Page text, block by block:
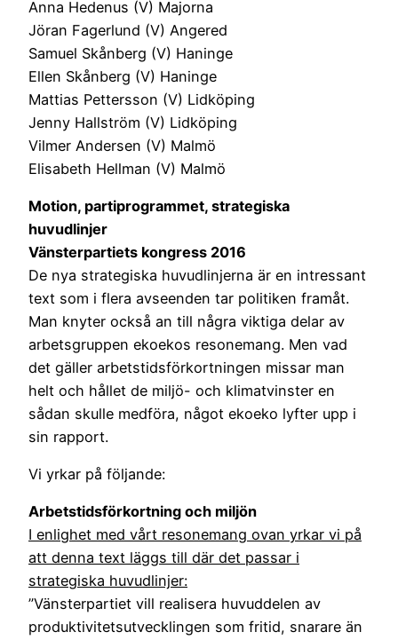
Anna Hedenus (V) Majorna
Jöran Fagerlund (V) Angered
Samuel Skånberg (V) Haninge
Ellen Skånberg (V) Haninge
Mattias Pettersson (V) Lidköping
Jenny Hallström (V) Lidköping
Vilmer Andersen (V) Malmö
Elisabeth Hellman (V) Malmö
Motion, partiprogrammet, strategiska
huvudlinjer
Vänsterpartiets kongress 2016
De nya strategiska huvudlinjerna är en intressant
text som i flera avseenden tar politiken framåt.
Man knyter också an till några viktiga delar av
arbetsgruppen ekoekos resonemang. Men vad
det gäller arbetstidsförkortningen missar man
helt och hållet de miljö- och klimatvinster en
sådan skulle medföra, något ekoeko lyfter upp i
sin rapport.
Vi yrkar på följande:
Arbetstidsförkortning och miljön
I enlighet med vårt resonemang ovan yrkar vi på
att denna text läggs till där det passar i
strategiska huvudlinjer:
”Vänsterpartiet vill realisera huvuddelen av
produktivitetsutvecklingen som fritid, snarare än